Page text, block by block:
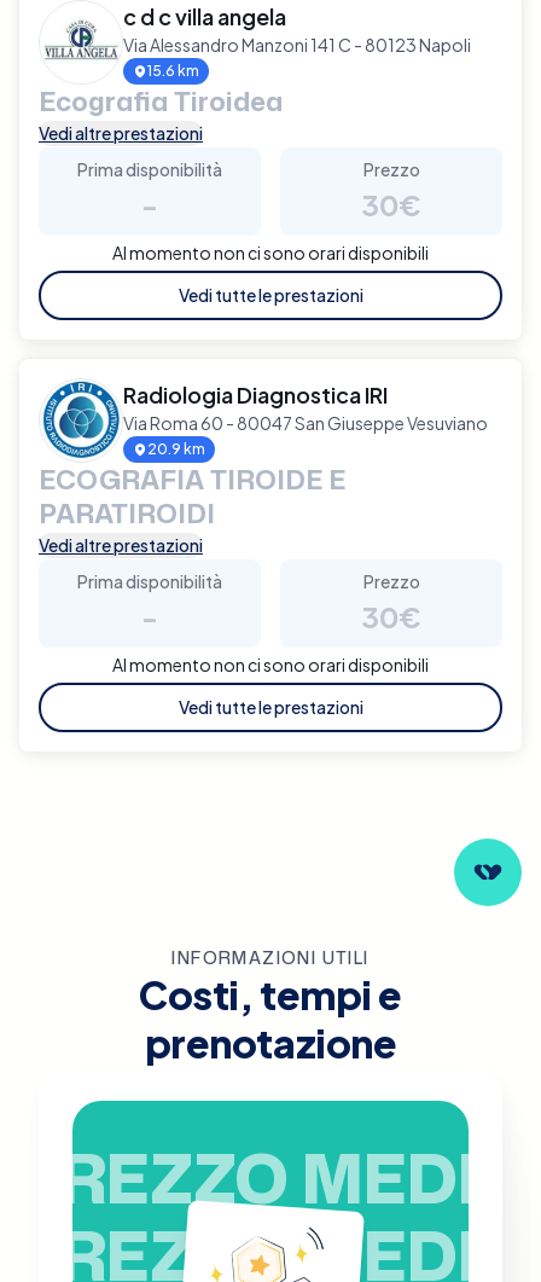
c d c villa angela
Via Alessandro Manzoni 141 C - 80123 Napoli
15.6 km
Ecografia Tiroidea
Vedi altre prestazioni
Prima disponibilità
-
Prezzo
30€
Al momento non ci sono orari disponibili
Vedi tutte le prestazioni
Radiologia Diagnostica IRI
Via Roma 60 - 80047 San Giuseppe Vesuviano
20.9 km
ECOGRAFIA TIROIDE E
PARATIROIDI
Vedi altre prestazioni
Prima disponibilità
-
Prezzo
30€
Al momento non ci sono orari disponibili
Vedi tutte le prestazioni
INFORMAZIONI UTILI
Costi, tempi e
prenotazione
PREZZO MEDIO
PREZZO MEDIO